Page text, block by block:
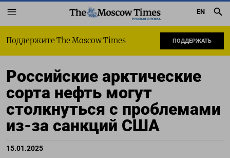
РУССКАЯ СЛУЖБА
EN
Поддержите The Moscow Times ПОДДЕРЖАТЬ
Российские арктические
сорта нефть могут
столкнуться с проблемами
из-за санкций США
15.01.2025